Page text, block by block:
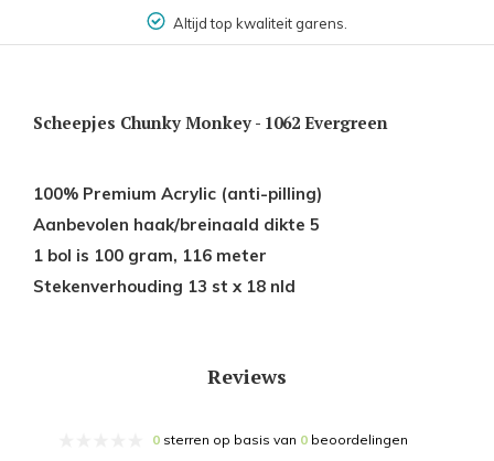
Altijd top kwaliteit garens.
Scheepjes Chunky Monkey - 1062 Evergreen
100% Premium Acrylic (anti-pilling)
Aanbevolen haak/breinaald dikte 5
1 bol is 100 gram, 116 meter
Stekenverhouding 13 st x 18 nld
Reviews
0 sterren op basis van 0 beoordelingen